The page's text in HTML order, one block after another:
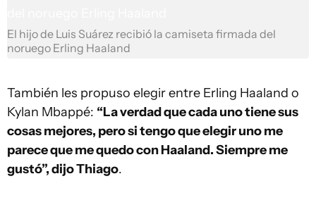
El hijo de Luis Suárez recibió la camiseta firmada del
noruego Erling Haaland
También les propuso elegir entre Erling Haaland o
Kylan Mbappé: “La verdad que cada uno tiene sus
cosas mejores, pero si tengo que elegir uno me
parece que me quedo con Haaland. Siempre me
gustó”, dijo Thiago.